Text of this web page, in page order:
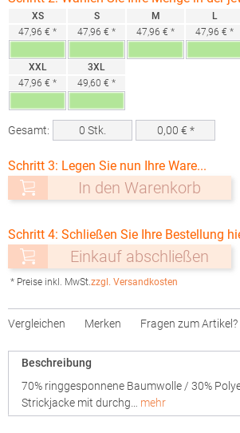
XS
47,96 € *
S
47,96 € *
M
47,96 € *
L
47,96 € *
XXL
47,96 € *
3XL
49,60 € *
Gesamt: 0 Stk. 0,00 € *
Schritt 3: Legen Sie nun Ihre Ware...
In den Warenkorb
Schritt 4: Schließen Sie Ihre Bestellung
Einkauf abschließen
* Preise inkl. MwSt.zzgl. Versandkosten
Vergleichen Merken Fragen zum Artikel?
Beschreibung
70% ringgesponnene Baumwolle / 30%
Strickjacke mit durchg… mehr